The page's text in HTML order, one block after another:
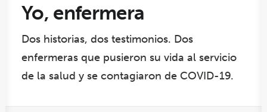
Yo, enfermera
Dos historias, dos testimonios. Dos
enfermeras que pusieron su vida al servicio
de la salud y se contagiaron de COVID-19.